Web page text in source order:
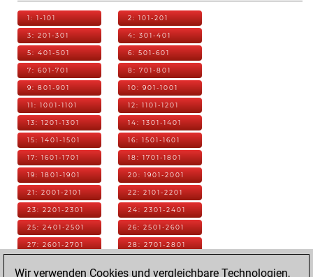
1: 1-101 2: 101-201
3: 201-301 4: 301-401
5: 401-501 6: 501-601
7: 601-701 8: 701-801
9: 801-901 10: 901-1001
11: 1001-1101 12: 1101-1201
13: 1201-1301 14: 1301-1401
15: 1401-1501 16: 1501-1601
17: 1601-1701 18: 1701-1801
19: 1801-1901 20: 1901-2001
21: 2001-2101 22: 2101-2201
23: 2201-2301 24: 2301-2401
25: 2401-2501 26: 2501-2601
27: 2601-2701 28: 2701-2801
Wir verwenden Cookies und vergleichbare Technologien,